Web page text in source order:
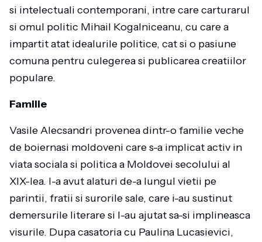
si intelectuali contemporani, intre care carturarul
si omul politic Mihail Kogalniceanu, cu care a
impartit atat idealurile politice, cat si o pasiune
comuna pentru culegerea si publicarea creatiilor
populare.
Familie
Vasile Alecsandri provenea dintr-o familie veche
de boiernasi moldoveni care s-a implicat activ in
viata sociala si politica a Moldovei secolului al
XIX-lea. I-a avut alaturi de-a lungul vietii pe
parintii, fratii si surorile sale, care i-au sustinut
demersurile literare si l-au ajutat sa-si implineasca
visurile. Dupa casatoria cu Paulina Lucasievici,